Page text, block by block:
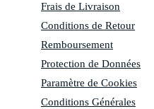
Frais de Livraison
Conditions de Retour
Remboursement
Protection de Données
Paramètre de Cookies
Conditions Générales